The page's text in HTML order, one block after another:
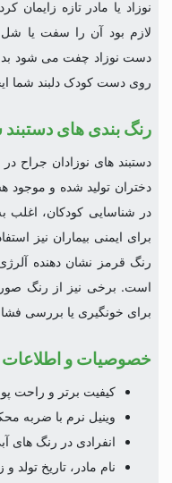
نوزاد یا مادر تازه زایمان
لازم بود آن را سفت یا
دست نوزاد چفت می شود
روی دست کودک دلبند شما
رنگ بندی های
دستبند های نوزادان جراح
دختران تولید شده و موجود
در شناسایی کودکان، اغلب
برای ایمنی بیماران نیز
است. برخی نیز از رنگ
برای خونگیری یا بررسی
خصوصیات و اطلاعات
کیفیت برتر و راحت
وینیل نرم با ضربه
انفرادی در رنگ های
نام مادر، تاریخ تولد و